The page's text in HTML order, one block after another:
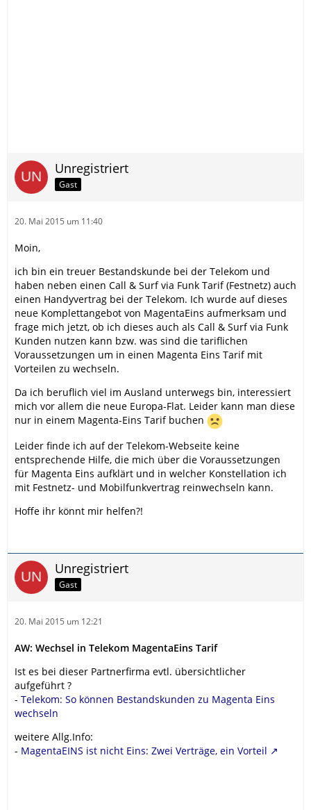
Unregistriert
Gast
20. Mai 2015 um 11:40
Moin,
ich bin ein treuer Bestandskunde bei der Telekom und
haben neben einen Call & Surf via Funk Tarif (Festnetz) auch
einen Handyvertrag bei der Telekom. Ich wurde auf dieses
neue Komplettangebot von MagentaEins aufmerksam und
frage mich jetzt, ob ich dieses auch als Call & Surf via Funk
Kunden nutzen kann bzw. was sind die tariflichen
Voraussetzungen um in einen Magenta Eins Tarif mit
Vorteilen zu wechseln.
Da ich beruflich viel im Ausland unterwegs bin, interessiert
mich vor allem die neue Europa-Flat. Leider kann man diese
nur in einem Magenta-Eins Tarif buchen
Leider finde ich auf der Telekom-Webseite keine
entsprechende Hilfe, die mich über die Voraussetzungen
für Magenta Eins aufklärt und in welcher Konstellation ich
mit Festnetz- und Mobilfunkvertrag reinwechseln kann.
Hoffe ihr könnt mir helfen?!
Unregistriert
Gast
20. Mai 2015 um 12:21
AW: Wechsel in Telekom MagentaEins Tarif
Ist es bei dieser Partnerfirma evtl. übersichtlicher
aufgeführt ?
- Telekom: So können Bestandskunden zu Magenta Eins
wechseln
weitere Allg.Info:
- MagentaEINS ist nicht Eins: Zwei Verträge, ein Vorteil